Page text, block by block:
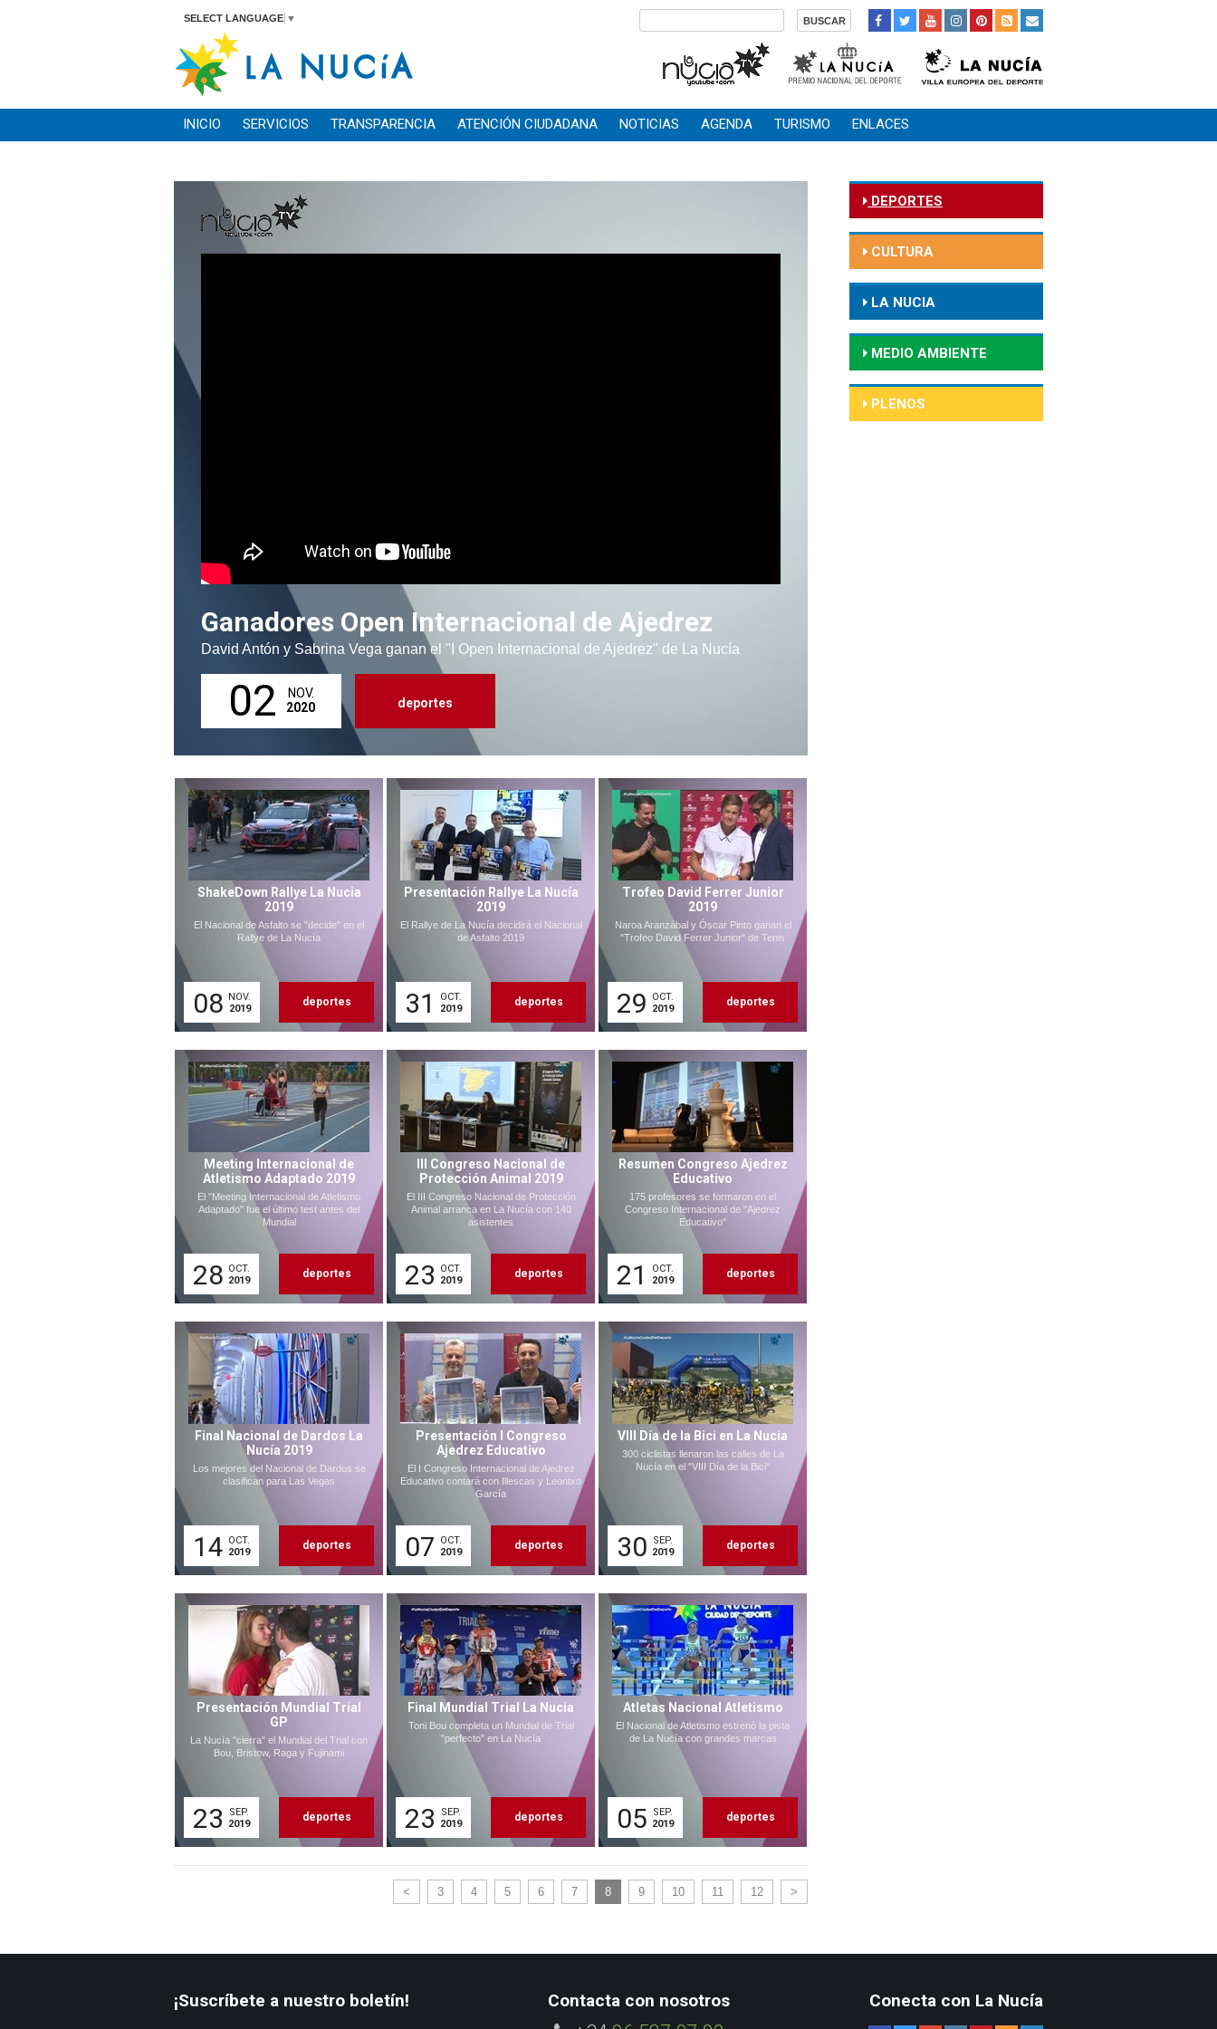
SELECT LANGUAGE ▼
INICIO SERVICIOS TRANSPARENCIA ATENCIÓN CIUDADANA NOTICIAS AGENDA TURISMO ENLACES
Ganadores Open Internacional de Ajedrez
David Antón y Sabrina Vega ganan el "I Open Internacional de Ajedrez" de La Nucía
02
NOV.
2020
deportes
ShakeDown Rallye La Nucia
2019
El Nacional de Asfalto se "decide" en el
Rallye de La Nucía
08 NOV.
2019
deportes
Presentación Rallye La Nucía
2019
El Rallye de La Nucía decidirá el Nacional
de Asfalto 2019
31
OCT.
2019
deportes
Trofeo David Ferrer Junior
2019
Naroa Aranzábal y Óscar Pinto ganan el
"Trofeo David Ferrer Junior" de Tenis
29
OCT.
2019
deportes
Meeting Internacional de
Atletismo Adaptado 2019
El "Meeting Internacional de Atletismo
Adaptado" fue el último test antes del
Mundial
28 OCT.
2019
deportes
III Congreso Nacional de
Protección Animal 2019
El III Congreso Nacional de Protección
Animal arranca en La Nucía con 140
asistentes
23
OCT.
2019
deportes
Resumen Congreso Ajedrez
Educativo
175 profesores se formaron en el
Congreso Internacional de "Ajedrez
Educativo"
21
OCT.
2019
deportes
Final Nacional de Dardos La
Nucía 2019
Los mejores del Nacional de Dardos se
clasifican para Las Vegas
14 OCT.
2019
deportes
Presentación I Congreso
Ajedrez Educativo
El I Congreso Internacional de Ajedrez
Educativo contará con Illescas y Leontxo
García
07
OCT.
2019
deportes
VIII Día de la Bici en La Nucía
300 ciclistas llenaron las calles de La
Nucía en el "VIII Día de la Bici"
30
SEP.
2019
deportes
Presentación Mundial Trial
GP
La Nucía "cierra" el Mundial del Trial con
Bou, Bristow, Raga y Fujinami
23
SEP.
2019
deportes
Final Mundial Trial La Nucia
Toni Bou completa un Mundial de Trial
"perfecto" en La Nucía
23
SEP.
2019
deportes
Atletas Nacional Atletismo
El Nacional de Atletismo estrenó la pista
de La Nucía con grandes marcas
05
SEP.
2019
deportes
< 3 4 5 6 7 8 9 10 11 12 >
DEPORTES
CULTURA
LA NUCIA
MEDIO AMBIENTE
PLENOS
¡Suscríbete a nuestro boletín! Contacta con nosotros Conecta con La Nucía